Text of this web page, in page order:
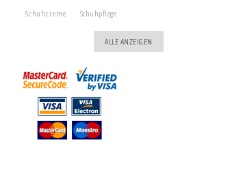
Schuhcreme Schuhpflege
ALLE ANZEIGEN